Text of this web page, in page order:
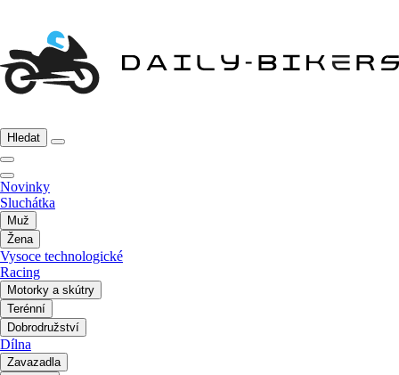
Hledat
Novinky
Sluchátka
Muž
Žena
Vysoce technologické
Racing
Motorky a skútry
Terénní
Dobrodružství
Dílna
Zavazadla